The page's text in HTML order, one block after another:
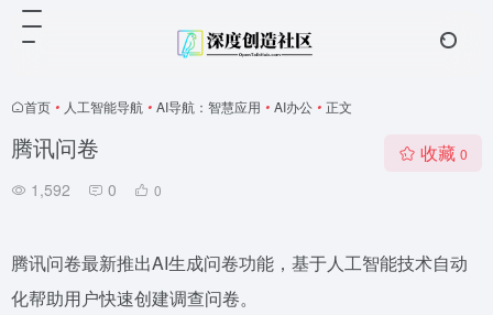
首页 • 人工智能导航 • AI导航：智慧应用 • AI办公 • 正文
腾讯问卷
1,592 0 0
收藏 0
腾讯问卷最新推出AI生成问卷功能，基于人工智能技术自动
化帮助用户快速创建调查问卷。